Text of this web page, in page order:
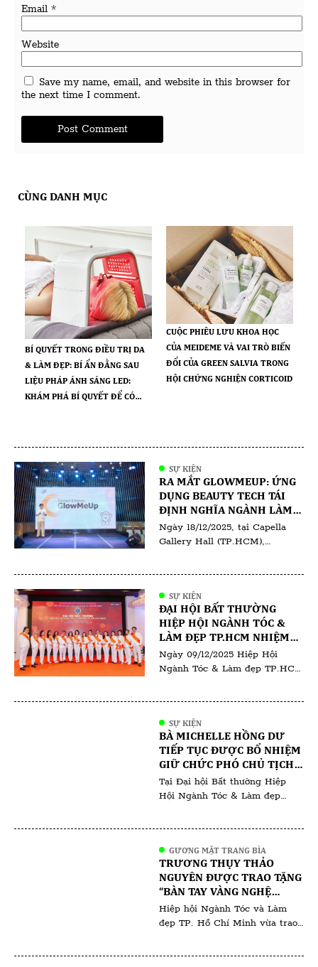
Email *
Website
Save my name, email, and website in this browser for
the next time I comment.
CÙNG DANH MỤC
BÍ QUYẾT TRONG ĐIỀU TRỊ DA
& LÀM ĐẸP: BÍ ẨN ĐẰNG SAU
LIỆU PHÁP ÁNH SÁNG LED:
KHÁM PHÁ BÍ QUYẾT ĐỂ CÓ
CUỘC PHIÊU LƯU KHOA HỌC
CỦA MEIDEME VÀ VAI TRÒ BIẾN
ĐỔI CỦA GREEN SALVIA TRONG
HỘI CHỨNG NGHIỆN CORTICOID
SỰ KIỆN
RA MẮT GLOWMEUP: ỨNG
DỤNG BEAUTY TECH TÁI
ĐỊNH NGHĨA NGÀNH LÀM
ĐẸP TẠI VIỆT NAM
Ngày 18/12/2025, tại Capella
Gallery Hall (TP.HCM),
quan trọng trong việc ứng
dụng công nghệ vào ngành làm
đẹp và chăm sóc sức khỏe tại
Việt Nam. Sự kiện quy tụ các
doanh nghiệp làm đẹp, đối tác
[…]
SỰ KIỆN
ĐẠI HỘI BẤT THƯỜNG
HIỆP HỘI NGÀNH TÓC &
LÀM ĐẸP TP.HCM NHIỆM
KỲ I (2025–2030)
Ngày 09/12/2025 Hiệp Hội
Ngành Tóc & Làm đẹp TP.HCM
của đông đảo hội viên, các
chuyên gia trong ngành cùng
đại diện salon, học viện đào tạo
và doanh nghiệp hoạt động
trong lĩnh […]
SỰ KIỆN
BÀ MICHELLE HỒNG DƯ
TIẾP TỤC ĐƯỢC BỔ NHIỆM
GIỮ CHỨC PHÓ CHỦ TỊCH
ĐÀO TẠO NGÀNH LÀM ĐẸP -
HIỆP HỘI NGÀNH TÓC &
Tại Đại hội Bất thường Hiệp
Hội Ngành Tóc & Làm đẹp
nhiệm bổ nhiệm giữ chức Phó
Chủ tịch phụ trách công tác
đào tạo ngành làm đẹp. Việc bà
Michelle Hồng Dư tiếp tục đảm
nhiệm vị trí này […]
GƯƠNG MẶT TRANG BÌA
TRƯƠNG THỤY THẢO
NGUYÊN ĐƯỢC TRAO TẶNG
“BÀN TAY VÀNG NGHỆ
THUẬT NGÀNH LÀM ĐẸP
VIỆT NAM 2025”
Hiệp hội Ngành Tóc và Làm
đẹp TP. Hồ Chí Minh vừa trao